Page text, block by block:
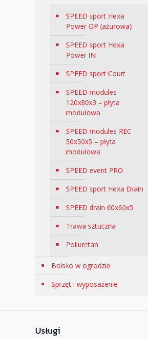
SPEED sport Hexa
Power OP (ażurowa)
SPEED sport Hexa
Power IN
SPEED sport Court
SPEED modules
120x80x3 – płyta
modułowa
SPEED modules REC
50x50x5 – płyta
modułowa
SPEED event PRO
SPEED sport Hexa Drain
SPEED drain 60x60x5
Trawa sztuczna
Poliuretan
Boisko w ogrodzie
Sprzęt i wyposażenie
Usługi